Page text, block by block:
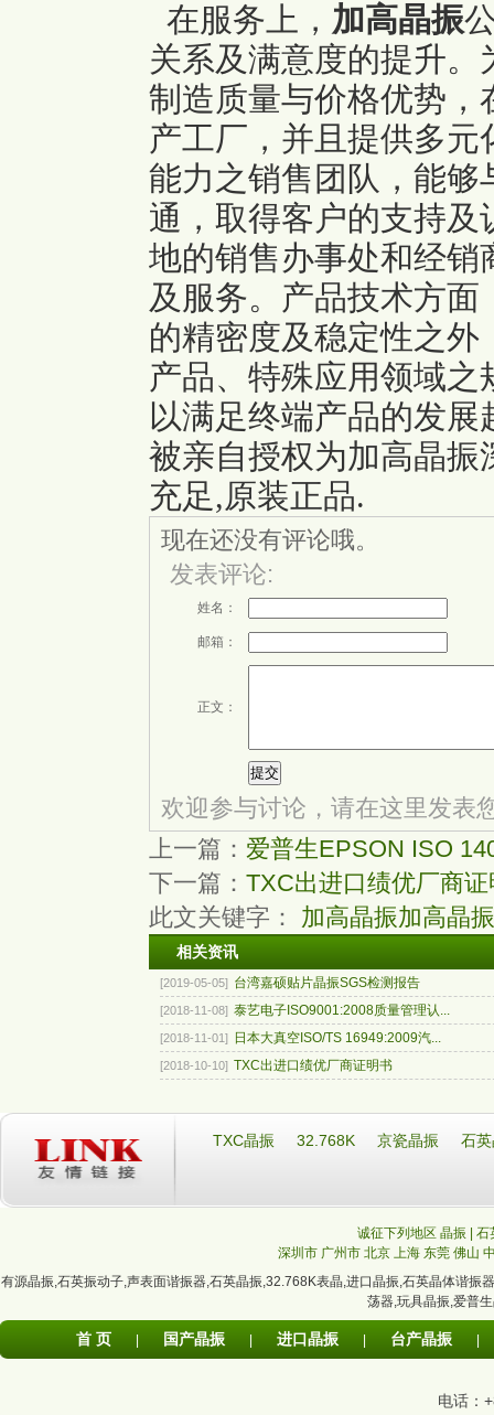
在服务上， 加高晶振
关系及满意度的提升
制造质量与价格优势
产工厂，并且提供多
能力之销售团队，能
通，取得客户的支持
地的销售办事处和经
及服务。产品技术方
的精密度及稳定性之
产品、特殊应用领域
以满足终端产品的发展
被亲自授权为加高晶
充足,原装正品.
现在还没有评论哦。
发表评论:
姓名：
邮箱：
正文：
欢迎参与讨论，请在这里发表
上一篇： 爱普生EPSON ISO
下一篇： TXC出进口绩优厂商
此文关键字： 加高晶振加高晶
相关资讯
[2019-05-05] 台湾嘉硕贴片晶振SGS检测报告
[2018-11-08] 泰艺电子ISO9001:2008质量管理认...
[2018-11-01] 日本大真空ISO/TS 16949:2009汽...
[2018-10-10] TXC出进口绩优厂商证明书
TXC晶振 32.768K 京瓷晶振 石
诚征下列地区 晶振 |
深圳市 广州市 北京 上海 东莞 佛山
有源晶振,石英振动子,声表面谐振器,石英晶振,32.768K表晶,进口晶振,石英晶体谐振器
荡器,玩具晶振,爱普
首 页 国产晶振 进口晶振 台产晶振
电话：